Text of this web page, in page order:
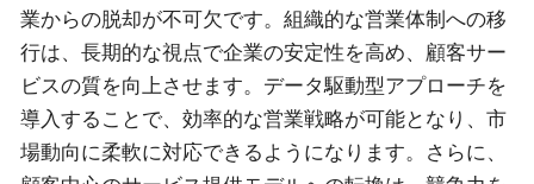
業からの脱却が不可欠です。組織的な営業体制への移
行は、長期的な視点で企業の安定性を高め、顧客サー
ビスの質を向上させます。データ駆動型アプローチを
導入することで、効率的な営業戦略が可能となり、市
場動向に柔軟に対応できるようになります。さらに、